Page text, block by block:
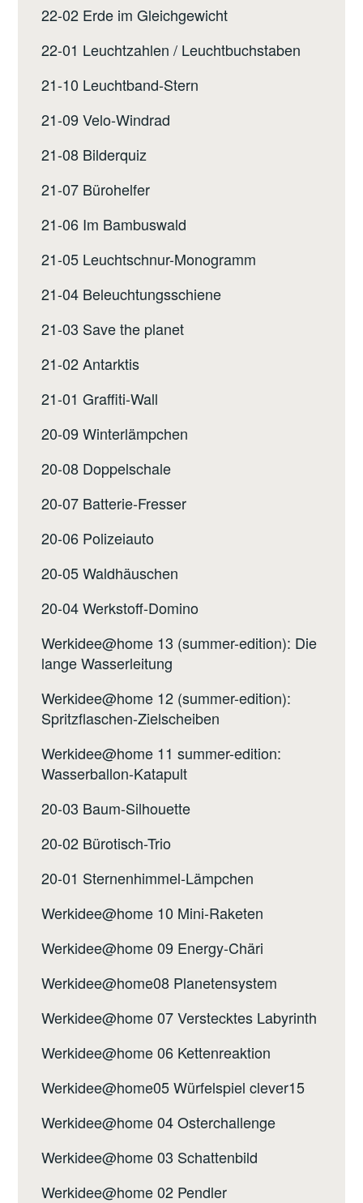
22-02 Erde im Gleichgewicht
22-01 Leuchtzahlen / Leuchtbuchstaben
21-10 Leuchtband-Stern
21-09 Velo-Windrad
21-08 Bilderquiz
21-07 Bürohelfer
21-06 Im Bambuswald
21-05 Leuchtschnur-Monogramm
21-04 Beleuchtungsschiene
21-03 Save the planet
21-02 Antarktis
21-01 Graffiti-Wall
20-09 Winterlämpchen
20-08 Doppelschale
20-07 Batterie-Fresser
20-06 Polizeiauto
20-05 Waldhäuschen
20-04 Werkstoff-Domino
Werkidee@home 13 (summer-edition): Die
lange Wasserleitung
Werkidee@home 12 (summer-edition):
Spritzflaschen-Zielscheiben
Werkidee@home 11 summer-edition:
Wasserballon-Katapult
20-03 Baum-Silhouette
20-02 Bürotisch-Trio
20-01 Sternenhimmel-Lämpchen
Werkidee@home 10 Mini-Raketen
Werkidee@home 09 Energy-Chäri
Werkidee@home08 Planetensystem
Werkidee@home 07 Verstecktes Labyrinth
Werkidee@home 06 Kettenreaktion
Werkidee@home05 Würfelspiel clever15
Werkidee@home 04 Osterchallenge
Werkidee@home 03 Schattenbild
Werkidee@home 02 Pendler